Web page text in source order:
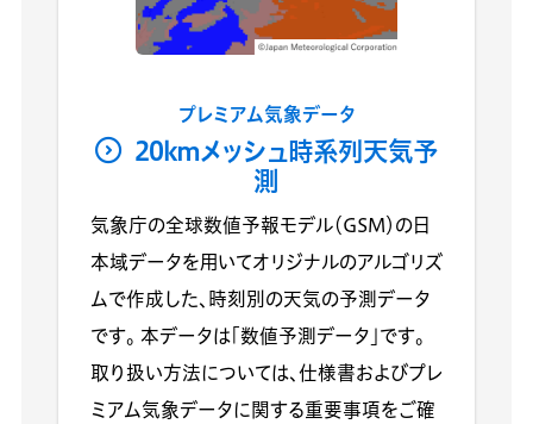
プレミアム気象データ
20kmメッシュ時系列天気予
測
気象庁の全球数値予報モデル（GSM）の日
本域データを用いてオリジナルのアルゴリズ
ムで作成した、時刻別の天気の予測データ
です。 本データは「数値予測データ」です。
取り扱い方法については、仕様書およびプレ
ミアム気象データに関する重要事項をご確